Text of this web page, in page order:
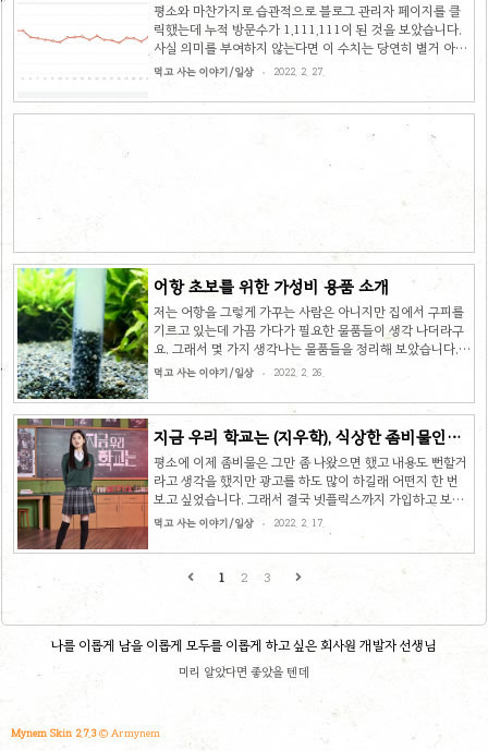
한 기회로 갖게 된 능력으로 인해 사고로 생긴 장애가 치료되
고 학교에서 괴롭힘 당하는 친구들을 도와주는 설정 등은 몰
입감을 주기 충분했습니다. 그 외에도 주인공의 능력이 점점
발전하는 모습, 악당들을 혼내주는 모습 등 다양한 소재로 흥
평소와 마찬가지로 습관적으로 블로그 관리자 페이지를 클
릭했는데 누적 방문수가 1,111,111이 된 것을 보았습니다.
사실 의미를 부여하지 않는다면 이 수치는 당연히 별거 아니
겠죠. 그치만 평생 딱 한 번 볼 수 있는 방문수가 하필 모두
렀어도 이 수치는 볼 수 없었을 것이므로 나름 의미가 있지
않을까 해서 캡처를 해 보았습니다. 이 글을 쓴 목적은 그냥
딱 이 정도 입니다. 그냥 넘어가기는 아까워서 흔적을 남기려
먹고 사는 이야기/일상 2022. 2. 27.
어항 초보를 위한 가성비 용품 소개
저는 어항을 그렇게 가꾸는 사람은 아니지만 집에서 구피를
기르고 있는데 가끔 가다가 필요한 물품들이 생각 나더라구
요. 그래서 몇 가지 생각나는 물품들을 정리해 보았습니다.
목차 어항 용품 세트 필요한 어항 용품을 모아서 저렴하게 판
필요해서 구매를 하지 않은 제품이지만 괜찮은 것 같아서 소
대 저렴한 가격에 팔고 있습니다 참고하세요. 아쿠아플러스
수족관 용품 사이펀 + 뜰채S + 수온계 세트 아쿠아플러스 수
족관 용품 사이펀 + 뜰채S + 수온계 세트 COUPANG
www.coupang.com 어항 여과기 어항과 구피는 주변 사람
에게 나눔을 받은 것이었습니다. 그대로 사용을 하다가 여과
먹고 사는 이야기/일상 2022. 2. 26.
지금 우리 학교는 (지우학), 식상한 좀비물인가
(스포주의)
평소에 이제 좀비물은 그만 좀 나왔으면 했고 내용도 뻔할거
라고 생각을 했지만 광고를 하도 많이 하길래 어떤지 한 번
보고 싶었습니다. 그래서 결국 넷플릭스까지 가입하고 보기
시작한게 금방 끝까지 정주행 했네요. 대박까진 아니었지만
나름 나쁘지 않았고 좋은 글감이기도 해서 간단하게 소감을
작성해 보려고 합니다. 목차 괜찮았던 부분 막상 보니까 또
재밌네요 ㅋㅋ 중간중간 새로운 요소들을 가미하여 지루하
라는 공간도 흥미를 끌기에 충분했습니다. 여기서부터는 스
포가 포함되어 있으니 안 보신 분들은 주의해 주세요. 대부분
의 좀비 영화나 드라마와 마찬가지로 지우학에서도 좀비에
게 물리면 이성을 잃고 본능에만 의존하여 행동하는데 아주
먹고 사는 이야기/일상 2022. 2. 17.
1 2 3
나를 이롭게 남을 이롭게 모두를 이롭게 하고 싶은 회사원 개발자 선생님
미리 알았다면 좋았을 텐데
Mynem Skin 2.7.3© Armynem